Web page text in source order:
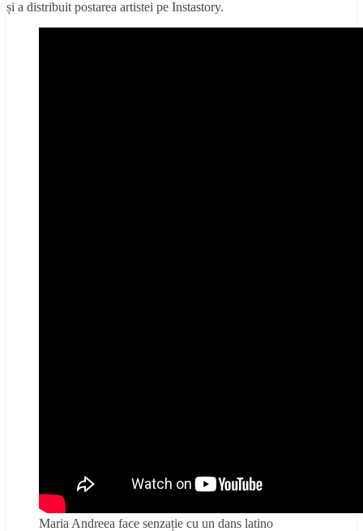
și a distribuit postarea artistei pe Instastory.
Maria Andreea face senzație cu un dans latino